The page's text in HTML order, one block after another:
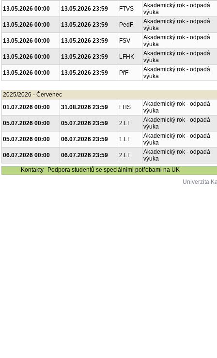
13.05.2026 00:00
13.05.2026 23:59 FTVS
Akademický rok - odpadá
výuka
13.05.2026 00:00
13.05.2026 23:59 PedF
Akademický rok - odpadá
výuka
13.05.2026 00:00
13.05.2026 23:59 FSV
Akademický rok - odpadá
výuka
13.05.2026 00:00
13.05.2026 23:59 LFHK
Akademický rok - odpadá
výuka
13.05.2026 00:00
13.05.2026 23:59 PřF
Akademický rok - odpadá
výuka
2025/2026 - Červenec
01.07.2026 00:00
31.08.2026 23:59 FHS
Akademický rok - odpadá
výuka
05.07.2026 00:00
05.07.2026 23:59 2.LF
Akademický rok - odpadá
výuka
05.07.2026 00:00
06.07.2026 23:59 1.LF
Akademický rok - odpadá
výuka
06.07.2026 00:00
06.07.2026 23:59 2.LF
Akademický rok - odpadá
výuka
Kontakty
Podpora studentů se speciálními potřebami na UK
Univerzita